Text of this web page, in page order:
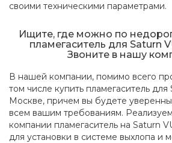
своими техническими параметрами.
Ищите, где можно по
пламегаситель для Saturn
Звоните в нашу
В нашей компании, помимо всего
том числе купить пламегаситель для
Москве, причем вы будете
всем вашим требованиям.
компании пламегаситель на Saturn
для установки в системе выхлопа и